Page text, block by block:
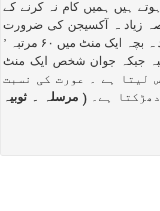
ہیں ہمیں کام نہ کرنے کے
زیاد ہ آکسیجن کی ضرورت
ہوتی ہے ۔ ایک نوزائد ہ بچہ ایک منٹ میں ۶۰ مرتبہ ’
بچہ ۲۰ مرتبہ جبکہ جوان شخص ایک منٹ
سانس لیتا ہے ۔ عورت کی نسبت
ہے۔( مرسلہ ۔ ثوبیہ